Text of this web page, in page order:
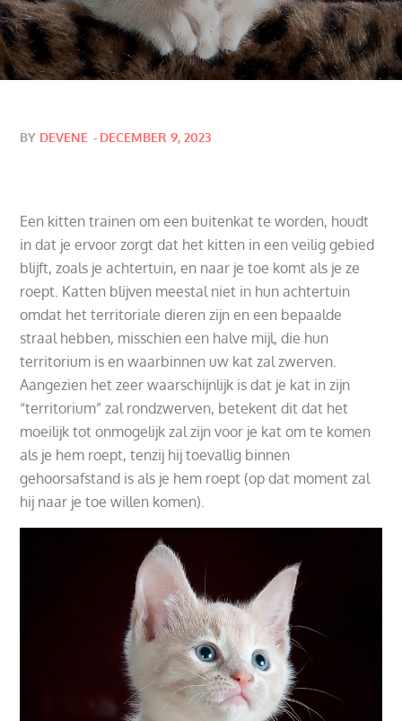
BY DEVENE Posted
DECEMBER 9, 2023
Een kitten trainen om een buitenkat te worden, houdt
in dat je ervoor zorgt dat het kitten in een veilig gebied
blijft, zoals je achtertuin, en naar je toe komt als je ze
roept. Katten blijven meestal niet in hun achtertuin
omdat het territoriale dieren zijn en een bepaalde
straal hebben, misschien een halve mijl, die hun
territorium is en waarbinnen uw kat zal zwerven.
Aangezien het zeer waarschijnlijk is dat je kat in zijn
“territorium” zal rondzwerven, betekent dit dat het
moeilijk tot onmogelijk zal zijn voor je kat om te komen
als je hem roept, tenzij hij toevallig binnen
gehoorsafstand is als je hem roept (op dat moment zal
hij naar je toe willen komen).